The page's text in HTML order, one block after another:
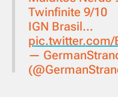
Twinfinite 9/10
IGN Brasil…
pic.twitter.com/
—